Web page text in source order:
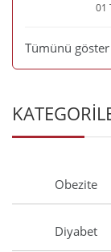
01
Tümünü
Obezite
Diyabet